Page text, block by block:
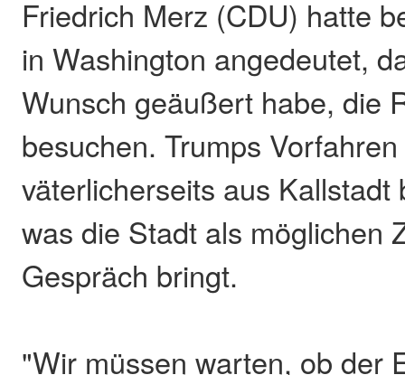
Friedrich Merz (CDU) hatte
in Washington angedeutet,
Wunsch geäußert habe, die
besuchen. Trumps
väterlicherseits aus
was die Stadt als möglichen
Gespräch bringt.
"Wir müssen warten, ob der